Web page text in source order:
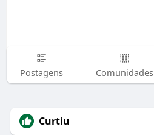
Postagens Comunidades
Curtiu